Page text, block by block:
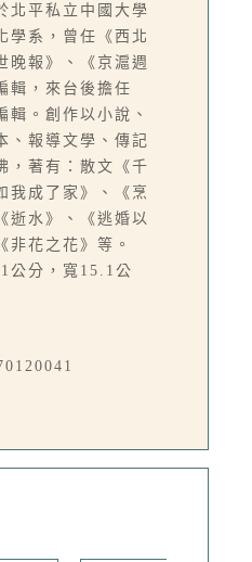
北平私立中國大學
學系，曾任《西北
晚報》、《京滬週
輯，來台後擔任
輯。創作以小說、
、報導文學、傳記
，著有：散文《千
我成了家》、《烹
逝水》、《逃婚以
非花之花》等。
公分，寬15.1公